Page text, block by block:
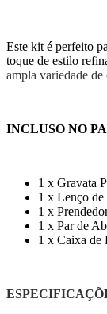
Este kit é perfeito
toque de estilo
ampla variedade de
INCLUSO NO
1 x Gravata
1 x Lenço
1 x
1 x Par de
1 x Caixa de